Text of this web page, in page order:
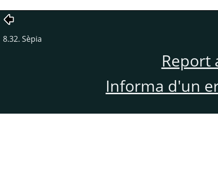
8.32. Sèpia
Report
Informa d'un